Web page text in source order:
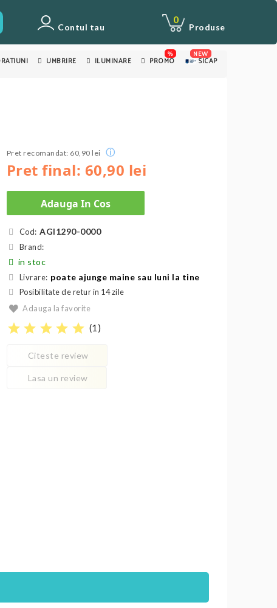
Contul tau Produse
0
UMBRIRE ILUMINARE PROMO
%
SICAP
NEW
Pret final: 60,90 lei
Pret recomandat: 60,90 lei ⓘ
Adauga In Cos
Cod: AGI1290-0000
Brand:
in stoc
Livrare: poate ajunge maine sau luni la tine
Posibilitate de retur in 14 zile
Adauga la favorite
star star star star star (1 )
Citeste review
Lasa un review